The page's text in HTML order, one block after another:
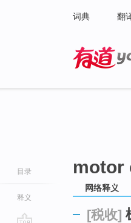
词典 翻
目录
释义
motor
网络释义
[税收]